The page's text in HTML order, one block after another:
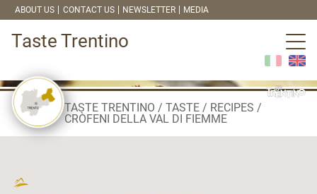
ABOUT US CONTACT US NEWSLETTER MEDIA
Taste Trentino
TASTE TRENTINO TASTE
RECIPES
CRÒFENI DELLA VAL DI FIEMME